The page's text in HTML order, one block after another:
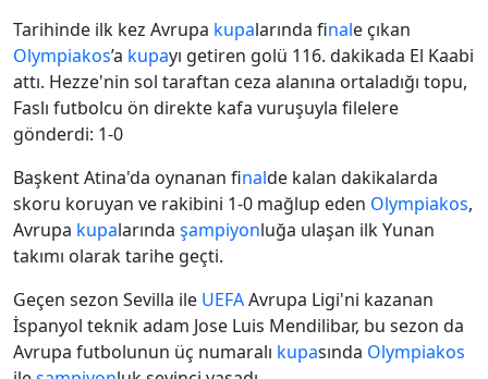
Tarihinde ilk kez Avrupa kupalarında finale çıkan
Olympiakos’a kupayı getiren golü 116. dakikada El Kaabi
attı. Hezze'nin sol taraftan ceza alanına ortaladığı topu,
Faslı futbolcu ön direkte kafa vuruşuyla filelere
gönderdi: 1-0
Başkent Atina'da oynanan finalde kalan dakikalarda
skoru koruyan ve rakibini 1-0 mağlup eden Olympiakos,
Avrupa kupalarında şampiyonluğa ulaşan ilk Yunan
takımı olarak tarihe geçti.
Geçen sezon Sevilla ile UEFAAvrupa Ligi'ni kazanan
İspanyol teknik adam Jose Luis Mendilibar, bu sezon da
Avrupa futbolunun üç numaralı kupasında Olympiakos